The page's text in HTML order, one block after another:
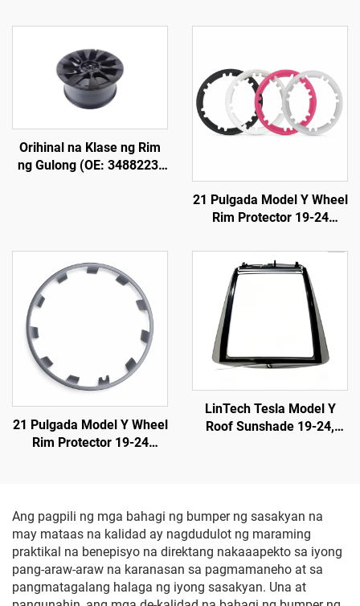
Orihinal na Klase ng Rim
ng Gulong (OE: 3488223-
Katugma sa Orihinal na
Lug Nuts at Sistema ng
Preno, Para sa Palitan at
21 Pulgada Model Y Wheel
Rim Protector 19-24
21 Pulgada Model Y Wheel
Rim Protector 19-24
LinTech Tesla Model Y
Roof Sunshade 19-24,
Ang pagpili ng mga bahagi ng bumper ng sasakyan na
may mataas na kalidad ay nagdudulot ng maraming
praktikal na benepisyo na direktang nakaaapekto sa iyong
pang-araw-araw na karanasan sa pagmamaneho at sa
pangmatagalang halaga ng iyong sasakyan. Una at